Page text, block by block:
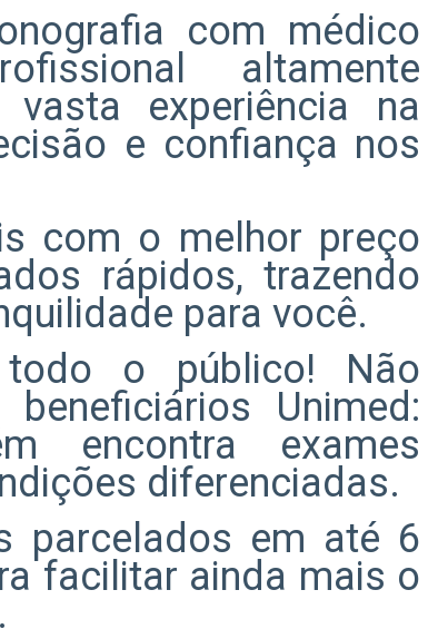
com médico
altamente
experiência na
e confiança nos
com o melhor preço
rápidos, trazendo
para você.
todo o público! Não
Unimed:
encontra exames
diferenciadas.
parcelados em até 6
facilitar ainda mais o